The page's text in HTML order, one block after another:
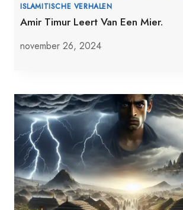
ISLAMITISCHE VERHALEN
Amir Timur Leert Van Een Mier.
november 26, 2024